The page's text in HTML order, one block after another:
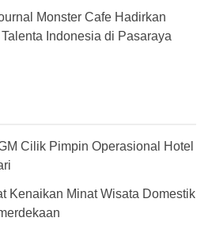
Monster Cafe Hadirkan
Indonesia di Pasaraya
Cilik Pimpin Operasional Hotel
Kenaikan Minat Wisata Domestik